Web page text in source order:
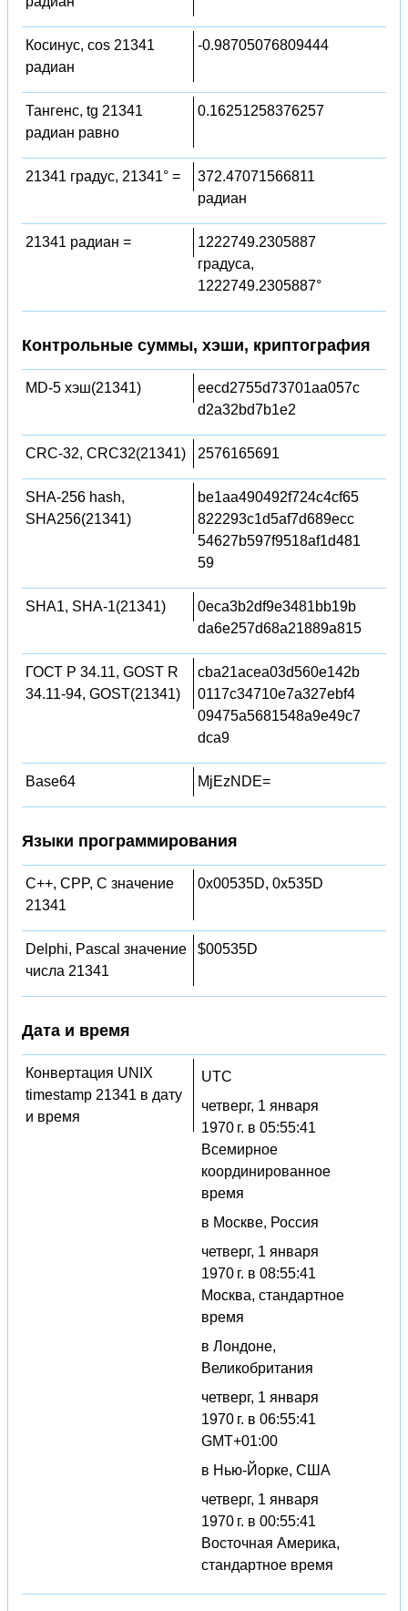
Косинус, cos 21341
радиан
-0.98705076809444
Тангенс, tg 21341
радиан равно
0.16251258376257
21341 градус, 21341° =
372.47071566811
радиан
21341 радиан =
1222749.2305887
градуса,
1222749.2305887°
Контрольные суммы, хэши, криптография
MD-5 хэш(21341)
eecd2755d73701aa057c
d2a32bd7b1e2
CRC-32, CRC32(21341) 2576165691
SHA-256 hash,
SHA256(21341)
be1aa490492f724c4cf65
822293c1d5af7d689ecc
54627b597f9518af1d481
59
SHA1, SHA-1(21341)
0eca3b2df9e3481bb19b
da6e257d68a21889a815
ГОСТ Р 34.11, GOST R
34.11-94, GOST(21341)
cba21acea03d560e142b
0117c34710e7a327ebf4
09475a5681548a9e49c7
dca9
Base64 MjEzNDE=
Языки программирования
C++, CPP, C значение
21341
0x00535D, 0x535D
Delphi, Pascal значение
числа 21341
$00535D
Дата и время
Конвертация UNIX
timestamp 21341 в дату
и время
UTC
четверг, 1 января
1970 г. в 05:55:41
Всемирное
координированное
время
в Москве, Россия
четверг, 1 января
1970 г. в 08:55:41
Москва, стандартное
время
в Лондоне,
Великобритания
четверг, 1 января
1970 г. в 06:55:41
GMT+01:00
в Нью-Йорке, США
четверг, 1 января
1970 г. в 00:55:41
Восточная Америка,
стандартное время